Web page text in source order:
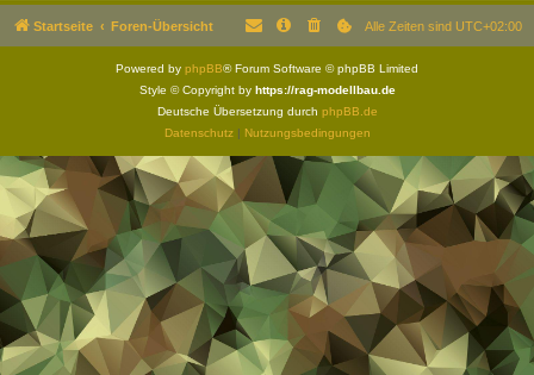
Startseite Foren-Übersicht Alle Zeiten sind UTC+02:00
Powered by phpBB® Forum Software © phpBB Limited
Style © Copyright by https://rag-modellbau.de
Deutsche Übersetzung durch phpBB.de
Datenschutz| Nutzungsbedingungen